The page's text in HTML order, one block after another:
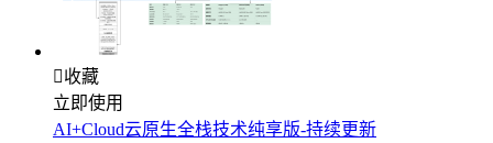
收藏
立即使用
AI+Cloud云原生全栈技术纯享版-持续更新